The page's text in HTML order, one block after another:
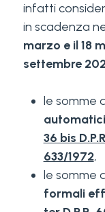
infatti
in scadenza
marzo e il 18
settembre
le somme
automatici
36 bis
633/1972,
le somme
formali